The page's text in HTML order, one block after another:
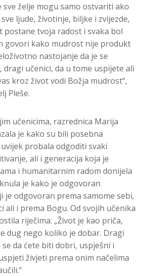
sve želje mogu samo ostvariti ako
ljude, životinje, biljke i zvijezde,
postane tvoja radost i svaka bol
govori kako mudrost nije produkt
nastojanje da je se
dragi učenici, da u tome uspijete ali
kroz život vodi Božja mudrost“,
Pleše.
učenicima, razrednica Marija
je kako su bili posebna
probala odgoditi svaki
ali i generacija koja je
i humanitarnim radom donijela
je kako je odgovoran
je odgovoran prema samome sebi,
ali i prema Bogu. Od svojih učenika
riječima: „Život je kao priča,
dug nego koliko je dobar. Dragi
da ćete biti dobri, uspješni i
živjeti prema onim načelima